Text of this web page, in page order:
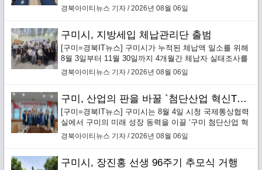
성리학역사관 교육프로그램\' 수강생을 선착순 모집한다.
경북아이티뉴스 기자 / 2026년 08월 06일
구미시, 지방세입 체납관리단 출범
[구미=경북IT뉴스] 구미시가 누적된 체납액 일소를 위해
8월 3일부터 11월 30일까지 4개월간 체납자 실태조사를
통한 맞춤형 징수활동을 전개하는 ‘지방세입 체납관리
경북아이티뉴스 기자 / 2026년 08월 06일
구미, 산업의 판을 바꿀 `첨단산업 혁신TF 추진단` 본격 가동
[구미=경북IT뉴스] 구미시는 8월 4일 시청 국제통상협력
실에서 구미의 미래 성장 동력을 이끌 ‘구미 첨단산업 혁
신TF 추진단’(이하 혁신추진단) 킥오프 회의를 개최하고
경북아이티뉴스 기자 / 2026년 08월 06일
구미시, 장진홍 선생 96주기 추모식 거행